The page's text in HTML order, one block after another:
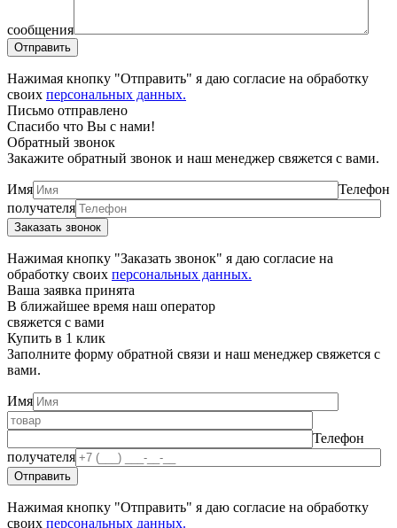
сообщения
Нажимая кнопку "Отправить" я даю согласие на обработку
своих персональных данных.
Письмо отправлено
Спасибо что Вы с нами!
Обратный звонок
Закажите обратный звонок и наш менеджер свяжется с вами.
Имя
Телефон
получателя
Нажимая кнопку "Заказать звонок" я даю согласие на
обработку своих персональных данных.
Ваша заявка принята
В ближайшее время наш оператор
свяжется с вами
Купить в 1 клик
Заполните форму обратной связи и наш менеджер свяжется с
вами.
Имя
Телефон
получателя
Нажимая кнопку "Отправить" я даю согласие на обработку
своих персональных данных.